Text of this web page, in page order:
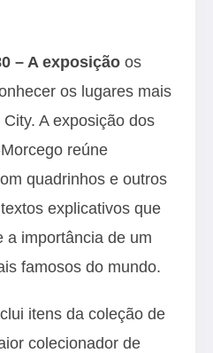
– A exposição os
os lugares mais
A exposição dos
reúne
quadrinhos e outros
explicativos que
a importância de um
famosos do mundo.
itens da coleção de
colecionador de